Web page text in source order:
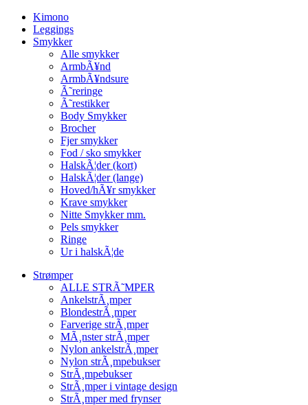
Kimono
Leggings
Smykker
Alle smykker
ArmbÃ¥nd
ArmbÃ¥ndsure
Ã˜reringe
Ã˜restikker
Body Smykker
Brocher
Fjer smykker
Fod / sko smykker
HalskÃ¦der (kort)
HalskÃ¦der (lange)
Hoved/hÃ¥r smykker
Krave smykker
Nitte Smykker mm.
Pels smykker
Ringe
Ur i halskÃ¦de
Strømper
ALLE STRÃ˜MPER
AnkelstrÃ¸mper
BlondestrÃ¸mper
Farverige strÃ¸mper
MÃ¸nster strÃ¸mper
Nylon ankelstrÃ¸mper
Nylon strÃ¸mpebukser
StrÃ¸mpebukser
StrÃ¸mper i vintage design
StrÃ¸mper med frynser